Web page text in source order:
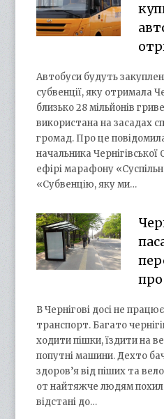
Автобуси будуть
субвенції, яку отримала
близько 28 мільйонів
використана на засадах
громад. Про це
начальника
ефірі марафону
«Субвенцію, яку ми…
В Чернігові досі не
транспорт. Багато
ходити пішки, їздити на
попутні машини. Дехто
здоров’я від піших та
от найтяжче людям
відстані до…